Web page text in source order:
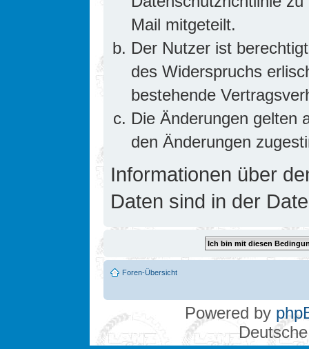
Mail mitgeteilt.
Der Nutzer ist
des Widerspruchs
bestehende
Die Änderungen gelten
den Änderungen
Informationen über
Daten sind in der
Foren-Übersicht
Powered by